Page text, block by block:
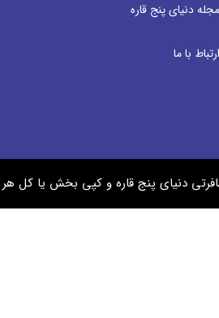
مجله دنیای پنج قاره
ارتباط با ما
دنیای پنج قاره و کپی بخش یا کل